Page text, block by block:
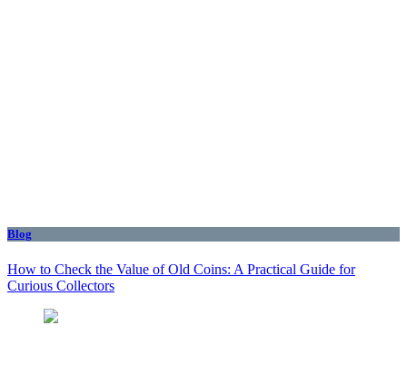
Blog
How to Check the Value of Old Coins: A Practical Guide for
Curious Collectors